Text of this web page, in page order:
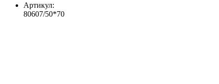
Артикул:
80607/50*70